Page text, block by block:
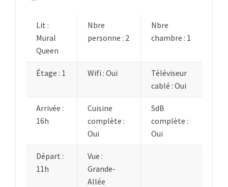
Lit :
Mural
Queen
Nbre
personne : 2
Nbre
chambre : 1
Étage : 1 Wifi : Oui
Téléviseur
cablé : Oui
Arrivée :
16h
Cuisine
complète :
Oui
SdB
complète :
Oui
Départ :
11h
Vue :
Grande-
Allée